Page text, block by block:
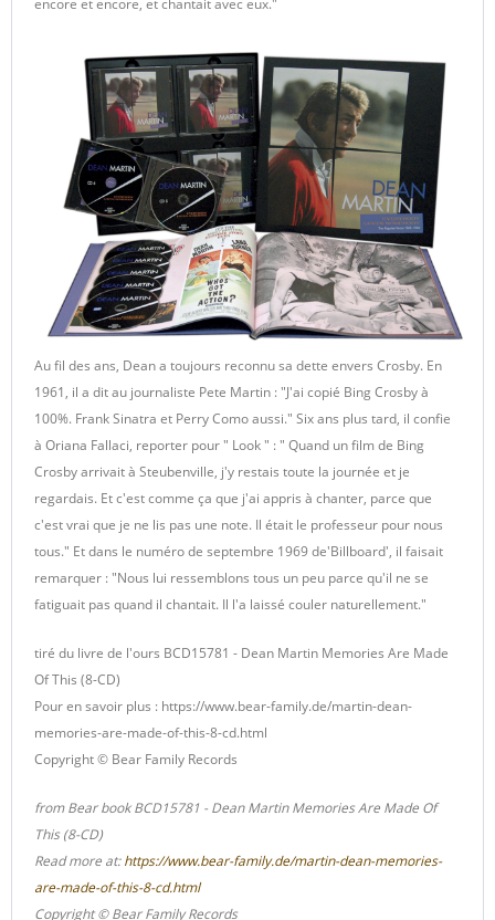
encore et encore, et chantait avec eux."
Au fil des ans, Dean a toujours reconnu sa dette envers Crosby. En
1961, il a dit au journaliste Pete Martin : "J'ai copié Bing Crosby à
100%. Frank Sinatra et Perry Como aussi." Six ans plus tard, il confie
à Oriana Fallaci, reporter pour " Look " : " Quand un film de Bing
Crosby arrivait à Steubenville, j'y restais toute la journée et je
regardais. Et c'est comme ça que j'ai appris à chanter, parce que
c'est vrai que je ne lis pas une note. Il était le professeur pour nous
tous." Et dans le numéro de septembre 1969 de'Billboard', il faisait
remarquer : "Nous lui ressemblons tous un peu parce qu'il ne se
fatiguait pas quand il chantait. Il l'a laissé couler naturellement."
tiré du livre de l'ours BCD15781 - Dean Martin Memories Are Made
Of This (8-CD)
Pour en savoir plus : https://www.bear-family.de/martin-dean-
memories-are-made-of-this-8-cd.html
Copyright © Bear Family Records
from Bear book BCD15781 - Dean Martin Memories Are Made Of
This (8-CD)
Read more at:https://www.bear-family.de/martin-dean-memories-
are-made-of-this-8-cd.html
Copyright © Bear Family Records